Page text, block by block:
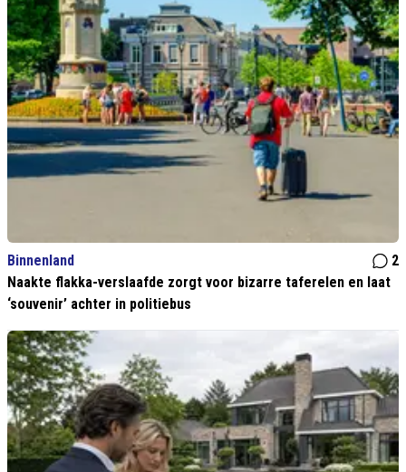
Binnenland
2
Naakte flakka-verslaafde zorgt voor bizarre taferelen en laat
‘souvenir’ achter in politiebus